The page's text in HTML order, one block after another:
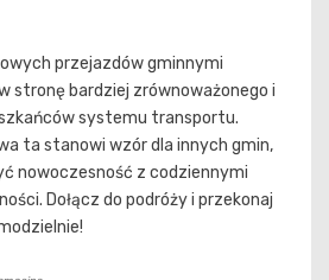
przejazdów gminnymi
stronę bardziej zrównoważonego i
systemu transportu.
ta stanowi wzór dla innych gmin,
nowoczesność z codziennymi
Dołącz do podróży i przekonaj